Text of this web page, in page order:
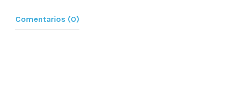
Comentarios (0)